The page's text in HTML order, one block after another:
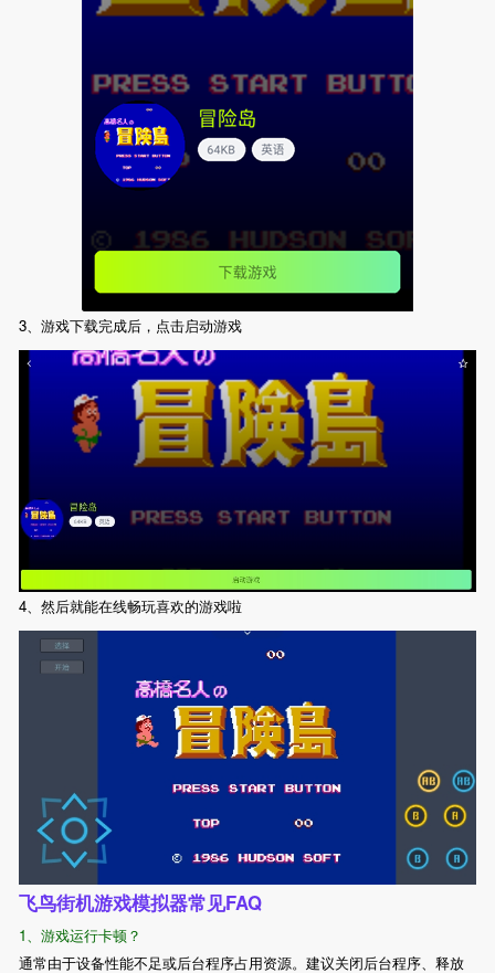
3、游戏下载完成后，点击启动游戏
4、然后就能在线畅玩喜欢的游戏啦
飞鸟街机游戏模拟器常见FAQ
1、游戏运行卡顿？
通常由于设备性能不足或后台程序占用资源。建议关闭后台程序、释放